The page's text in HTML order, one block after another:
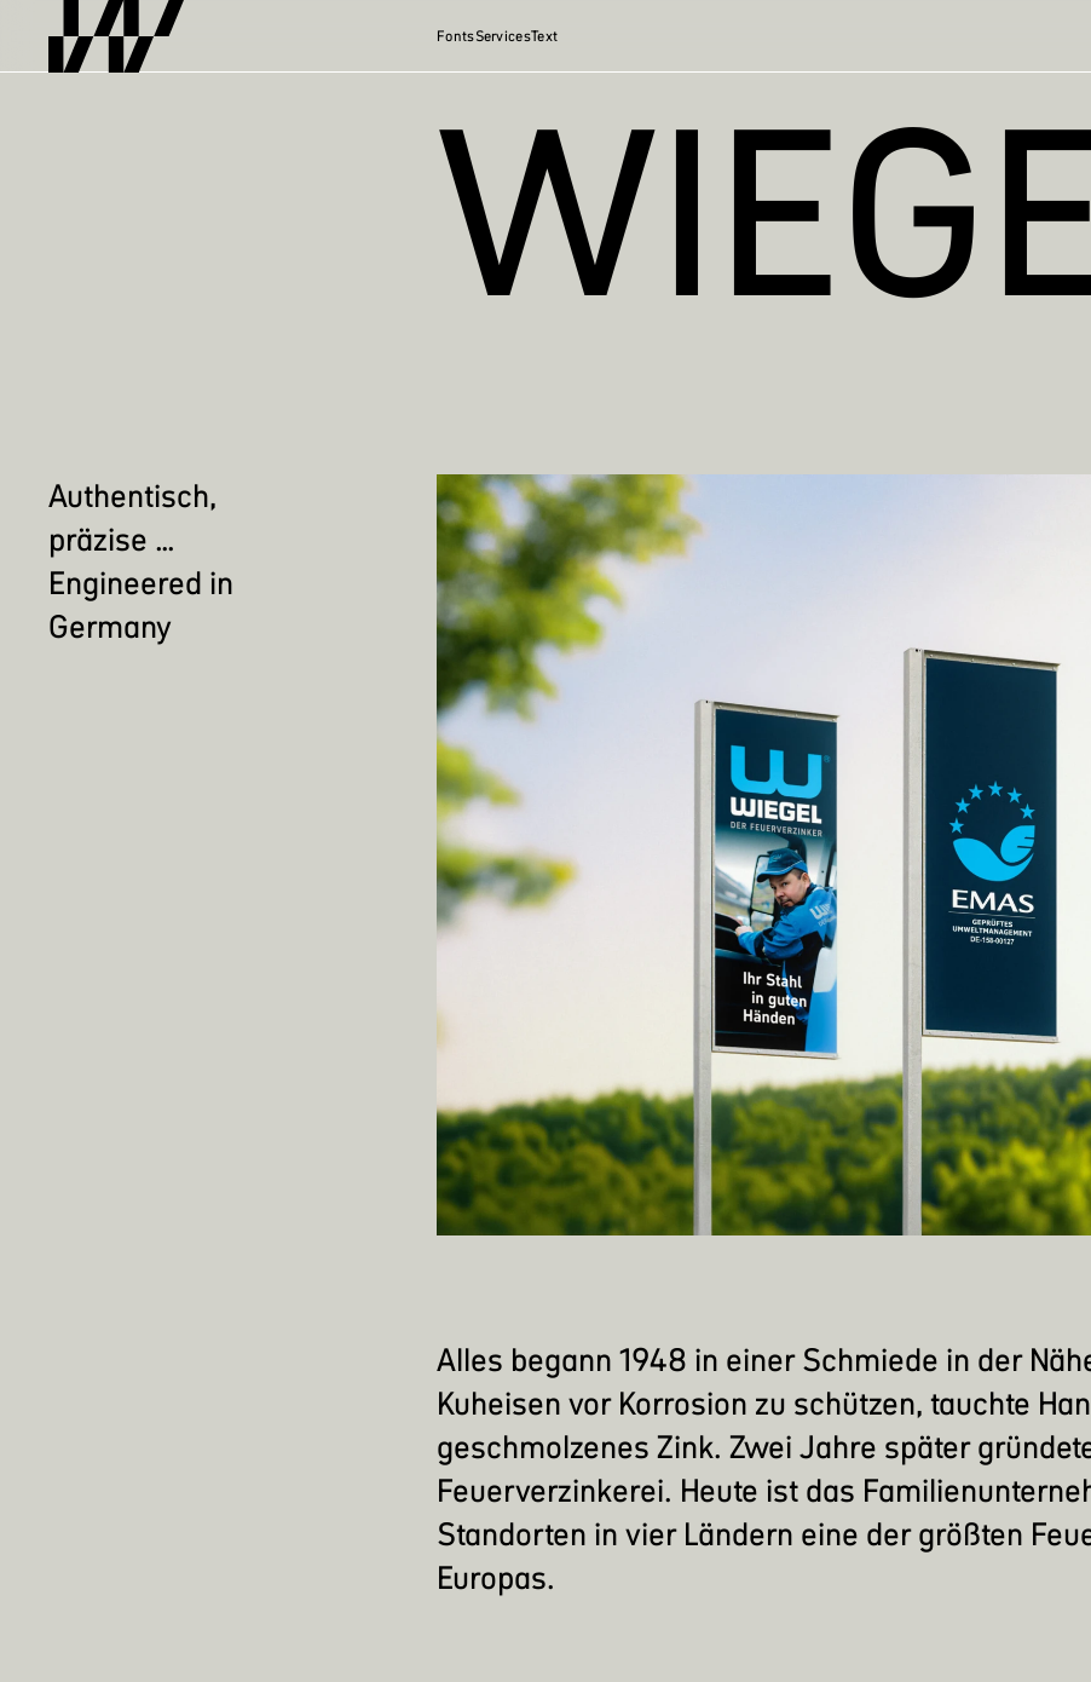
FontsServicesText
Authentisch,
präzise …
Engineered in
Germany
Alles begann 1948 in einer Schmiede in der
Kuheisen vor Korrosion zu schützen, tauchte
geschmolzenes Zink. Zwei Jahre später
Feuerverzinkerei. Heute ist das
Standorten in vier Ländern eine der größten
Europas.